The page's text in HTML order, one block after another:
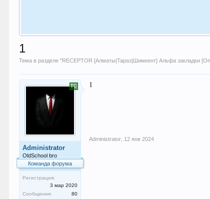
1
Тема в разделе "RECEPTOR [Алматы|Taраз|Шимкент] Альфа закладки
Administrator
OldSchool bro
Команда форума
Регистрация:
3 мар 2020
Сообщения:
80
1
Administrator 12 янв 2024